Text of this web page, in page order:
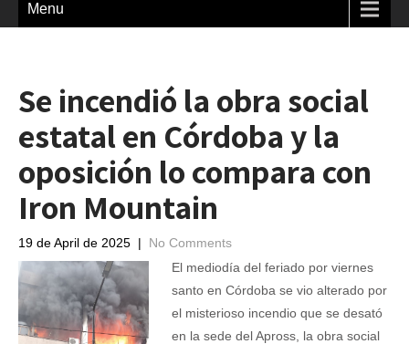
Menu
Se incendió la obra social
estatal en Córdoba y la
oposición lo compara con
Iron Mountain
19 de April de 2025 | No Comments
El mediodía del feriado por viernes
santo en Córdoba se vio alterado por
el misterioso incendio que se desató
en la sede del Apross, la obra social